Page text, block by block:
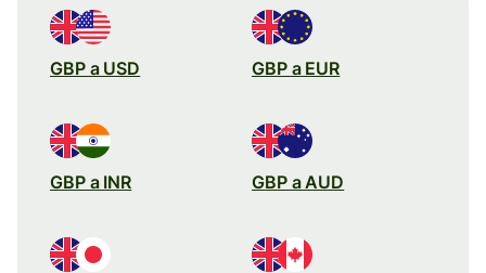
GBP a USD GBP a EUR
GBP a INR GBP a AUD